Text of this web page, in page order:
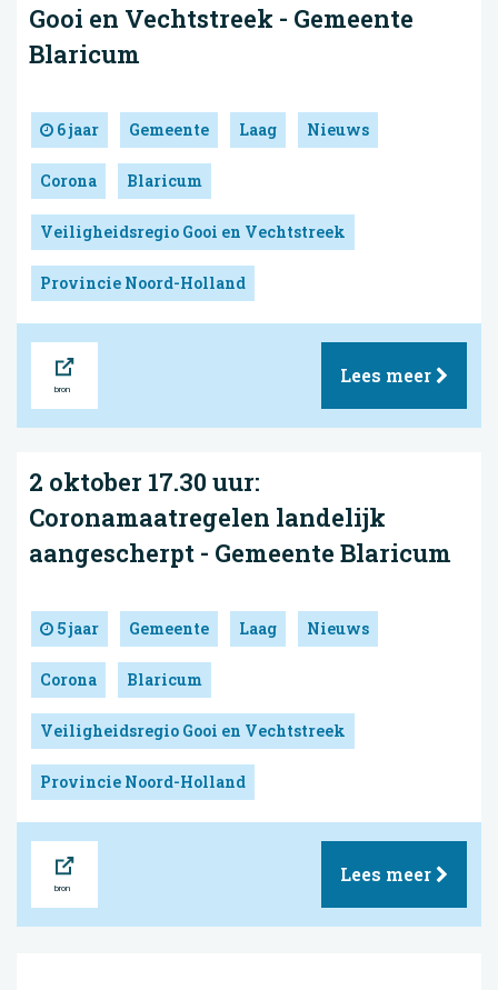
Gooi en Vechtstreek - Gemeente
Blaricum
6 jaar Gemeente Laag Nieuws
Corona Blaricum
Veiligheidsregio Gooi en Vechtstreek
Provincie Noord-Holland
Lees meer
2 oktober 17.30 uur:
Coronamaatregelen landelijk
aangescherpt - Gemeente Blaricum
5 jaar Gemeente Laag Nieuws
Corona Blaricum
Veiligheidsregio Gooi en Vechtstreek
Provincie Noord-Holland
Lees meer